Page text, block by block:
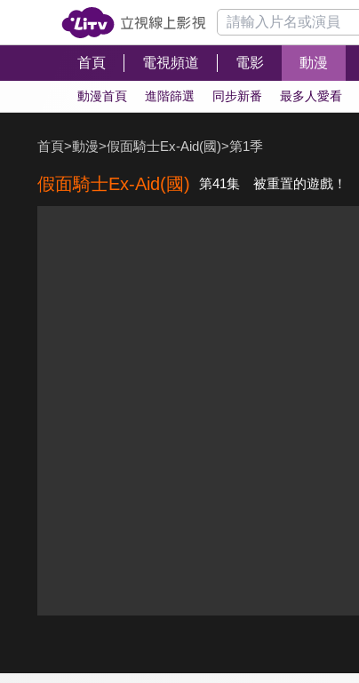
首頁 電視頻道 電影 動漫
動漫首頁 進階篩選 同步新番 最多人愛看
首頁>動漫>假面騎士Ex-Aid(國)>第1季
假面騎士Ex-Aid(國) 第41集 被重置的遊戲！